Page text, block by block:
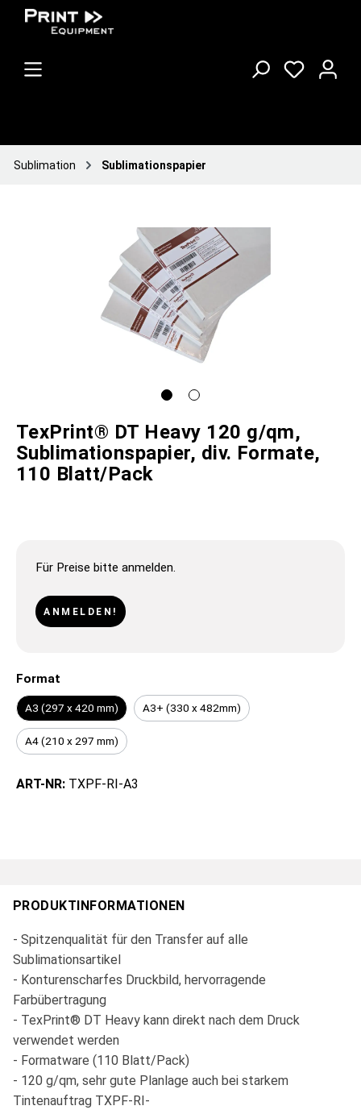
Sublimation Sublimationspapier
TexPrint® DT Heavy 120 g/qm,
Sublimationspapier, div. Formate,
110 Blatt/Pack
Für Preise bitte anmelden.
ANMELDEN!
Format
A3 (297 x 420 mm) A3+ (330 x 482mm)
A4 (210 x 297 mm)
ART-NR: TXPF-RI-A3
PRODUKTINFORMATIONEN
- Spitzenqualität für den Transfer auf alle
Sublimationsartikel
- Konturenscharfes Druckbild, hervorragende
Farbübertragung
- TexPrint® DT Heavy kann direkt nach dem Druck
verwendet werden
- Formatware (110 Blatt/Pack)
- 120 g/qm, sehr gute Planlage auch bei starkem
Tintenauftrag TXPF-RI-